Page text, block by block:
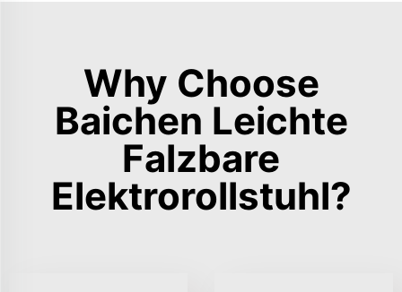
Why Choose
Baichen Leichte
Falzbare
Elektrorollstuhl?